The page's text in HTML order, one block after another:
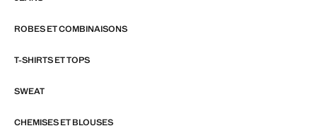
ROBES ET COMBINAISONS
T-SHIRTS ET TOPS
SWEAT
CHEMISES ET BLOUSES